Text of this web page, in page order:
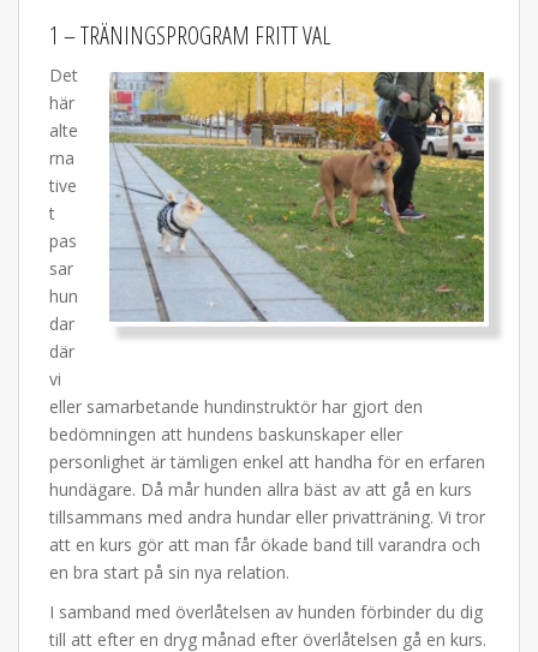
1 – TRÄNINGSPROGRAM FRITT VAL
Det
här
alte
rna
tive
t
pas
sar
hun
dar
där
vi
eller samarbetande hundinstruktör har gjort den
bedömningen att hundens baskunskaper eller
personlighet är tämligen enkel att handha för en erfaren
hundägare. Då mår hunden allra bäst av att gå en kurs
tillsammans med andra hundar eller privatträning. Vi tror
att en kurs gör att man får ökade band till varandra och
en bra start på sin nya relation.
I samband med överlåtelsen av hunden förbinder du dig
till att efter en dryg månad efter överlåtelsen gå en kurs.